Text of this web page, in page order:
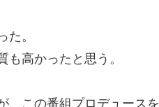
。
高かったと思う。
、この番組プロデュース